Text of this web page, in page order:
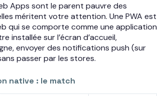
Apps sont le parent pauvre des
méritent votre attention. Une PWA est
qui se comporte comme une application
installée sur l’écran d’accueil,
envoyer des notifications push (sur
passer par les stores.
native : le match